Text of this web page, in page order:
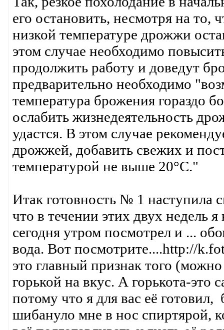
его остановить, несмотря на то,
низкой температуре дрожжи
этом случае необходимо
продолжить работу и доведут
предварительно необходимо
температура брожения гораздо
ослабить жизнедеятельность
удастся. В этом случае
дрожжей, добавить свежих и
температурой не выше 20°С."
Итак готовность № 1 наступила
что в течении этих двух недель
сегодня утром посмотрел и ...
вода. Вот посмотрите....http://
это главный признак того
горькой на вкус. А горькота-
потому что я для вас её готовил,
шибануло мне в нос спиртярой,